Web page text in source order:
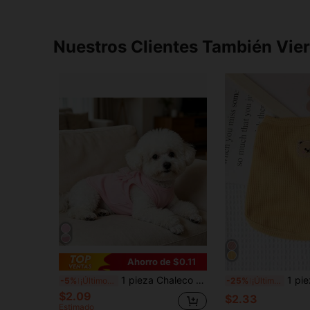
Nuestros Clientes También
Ahorro de $0.11
-5% 1 pieza Chaleco antidesprendimiento para mascotas con decoración de lazo rosa, adecuado para gatos y perros, chaleco de malla transpirable para perros
$2.09
Estimado
-25% 1 pieza Chaleco
$2.33